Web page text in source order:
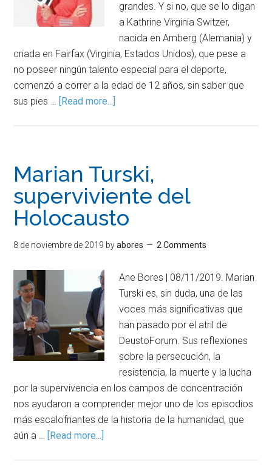
grandes. Y si no, que se lo digan
a Kathrine Virginia Switzer,
nacida en Amberg (Alemania) y
criada en Fairfax (Virginia, Estados Unidos), que pese a
no poseer ningún talento especial para el deporte,
comenzó a correr a la edad de 12 años, sin saber que
sus pies …
[Read more...]
Marian Turski,
superviviente del
Holocausto
8 de noviembre de 2019 byabores 2 Comments
Ane Bores | 08/11/2019. Marian
Turski es, sin duda, una de las
voces más significativas que
han pasado por el atril de
DeustoForum. Sus reflexiones
sobre la persecución, la
resistencia, la muerte y la lucha
por la supervivencia en los campos de concentración
nos ayudaron a comprender mejor uno de los episodios
más escalofriantes de la historia de la humanidad, que
aún a …
[Read more...]